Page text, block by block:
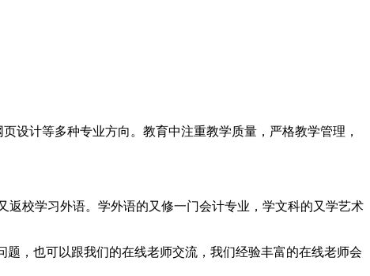
计等多种专业方向。教育中注重教学质量，严格教学管理，
校学习外语。学外语的又修一门会计专业，学文科的又学艺术
，也可以跟我们的在线老师交流，我们经验丰富的在线老师会